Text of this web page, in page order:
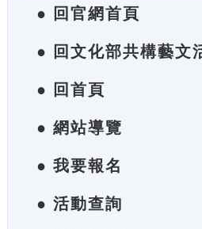
● 回官網首頁
● 回文化部共構藝文
● 回首頁
● 網站導覽
● 我要報名
● 活動查詢